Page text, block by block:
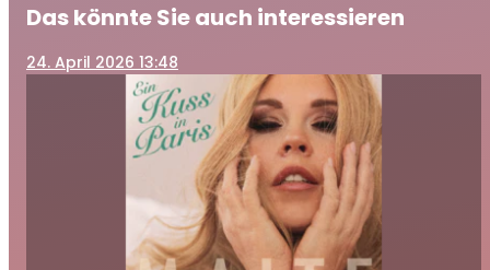
Das könnte Sie auch interessieren
24. April 2026 13:48